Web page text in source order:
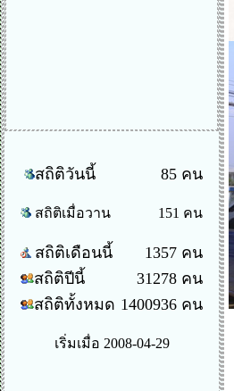
สถิติวันนี้ 85 คน
สถิติเมื่อวาน 151 คน
สถิติเดือนนี้
สถิติปีนี้
สถิติทั้งหมด
1357 คน
31278 คน
1400936 คน
เริ่มเมื่อ 2008-04-29